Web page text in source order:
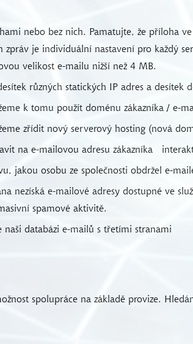
nebo bez nich. Pamatujte, že příloha
je individuální nastavení pro každý
velikost e-mailu nižší než 4 MB.
různých statických IP adres a desítek
k tomu použít doménu zákazníka / e-
zřídit nový serverový hosting (nová
na e-mailovou adresu zákazníka
jakou osobu ze společnosti obdržel e-
nezíská e-mailové adresy dostupné ve
spamové aktivitě.
databázi e-mailů s třetími stranami
spolupráce na základě provize.